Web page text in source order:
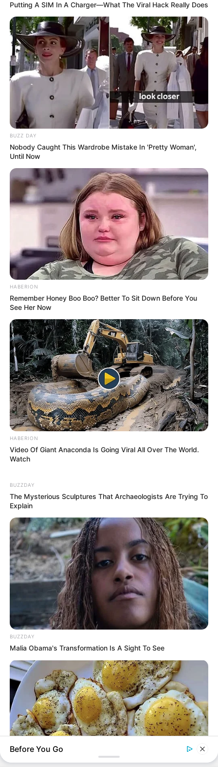
Fail! 10 Potret Makanan Gagal
Dimasak yang Bikin Kamu
Nggak Selera
10 Pose Manekin Anti
Mainstream yang Konyol
Banget
8 Kata Lucu Seputar Malam
Minggu ala Jomblo yang Bikin
Ngenes
10 Desain Kanopi Tempat
Tidur, Serasa Beristirahat di
Kamar Raja
Tampil Lebih Modern, 7 Potret
Hasil Renovasi Rumah Berusia
90 Tahun
Putting A SIM In A Charger—What The Viral Hack Really Does
BUZZ DAY
Nobody Caught This Wardrobe Mistake In 'Pretty Woman',
Until Now
HABERION
Remember Honey Boo Boo? Better To Sit Down Before You
See Her Now
HABERION
Video Of Giant Anaconda Is Going Viral All Over The World.
Watch
BUZZDAY
The Mysterious Sculptures That Archaeologists Are Trying To
Explain
BUZZDAY
Malia Obama's Transformation Is A Sight To See
Before You Go